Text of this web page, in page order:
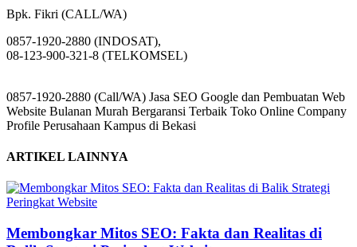
Bpk. Fikri (CALL/WA)
0857-1920-2880 (INDOSAT),
08-123-900-321-8 (TELKOMSEL)
0857-1920-2880 (Call/WA) Jasa SEO Google dan Pembuatan Web
Website Bulanan Murah Bergaransi Terbaik Toko Online Company
Profile Perusahaan Kampus di Bekasi
ARTIKEL LAINNYA
Membongkar Mitos SEO: Fakta dan Realitas di